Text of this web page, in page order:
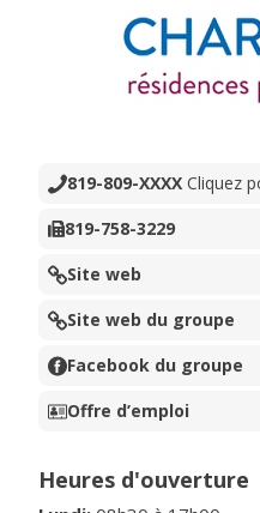
819-809-XXXX Cliquez
819-758-3229
Site web
Site web du groupe
Facebook du groupe
Offre d’emploi
Heures d'ouverture